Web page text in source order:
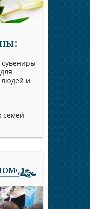
сувениры
людей и
семей